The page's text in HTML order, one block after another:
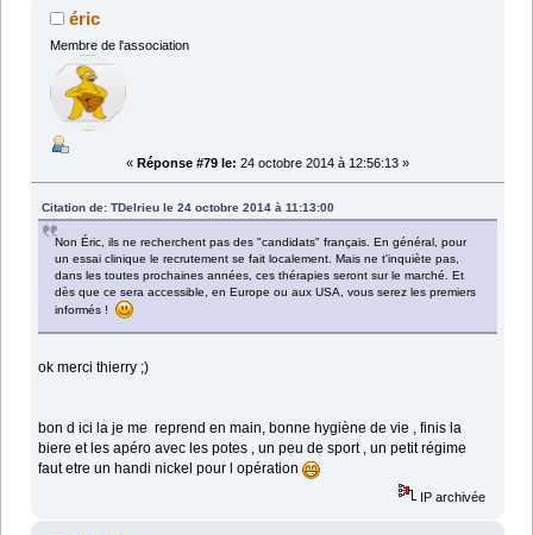
éric
Membre de l'association
« Réponse #79 le: 24 octobre 2014 à 12:56:13 »
Citation de: TDelrieu le 24 octobre 2014 à 11:13:00
Non Éric, ils ne recherchent pas des "candidats" français. En général, pour
un essai clinique le recrutement se fait localement. Mais ne t'inquiète pas,
dans les toutes prochaines années, ces thérapies seront sur le marché. Et
dès que ce sera accessible, en Europe ou aux USA, vous serez les premiers
informés !
ok merci thierry ;)
bon d ici la je me reprend en main, bonne hygiène de vie , finis la
biere et les apéro avec les potes , un peu de sport , un petit régime
faut etre un handi nickel pour l opération
IP archivée